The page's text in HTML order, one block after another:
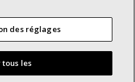
Inc.
des réglages
tous les